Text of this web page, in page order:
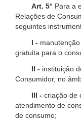
Art. 5° Para a
Relações de
seguintes
I -
gratuita para o
II - instituição
Consumidor, no
III - criação de
atendimento de
de consumo;